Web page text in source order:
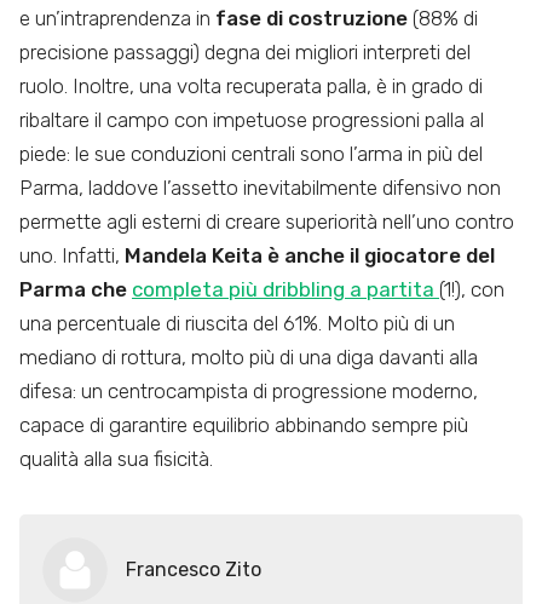
e un’intraprendenza in fase di costruzione (88% di
precisione passaggi) degna dei migliori interpreti del
ruolo. Inoltre, una volta recuperata palla, è in grado di
ribaltare il campo con impetuose progressioni palla al
piede: le sue conduzioni centrali sono l’arma in più del
Parma, laddove l’assetto inevitabilmente difensivo non
permette agli esterni di creare superiorità nell’uno contro
uno. Infatti, Mandela Keita è anche il giocatore del
Parma che completa più dribbling a partita (1!), con
una percentuale di riuscita del 61%. Molto più di un
mediano di rottura, molto più di una diga davanti alla
difesa: un centrocampista di progressione moderno,
capace di garantire equilibrio abbinando sempre più
qualità alla sua fisicità.
Francesco Zito